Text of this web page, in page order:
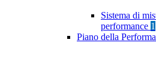
Sistema di
performance 1
Piano della